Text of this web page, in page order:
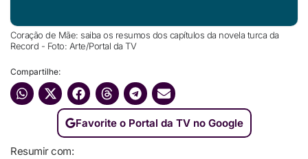
Coração de Mãe: saiba os resumos dos capítulos da novela turca da
Record - Foto: Arte/Portal da TV
Compartilhe:
Favorite o Portal da TV no Google
Resumir com: